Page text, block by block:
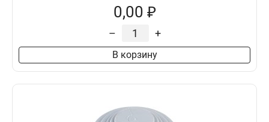
0,00 ₽
– +
В корзину